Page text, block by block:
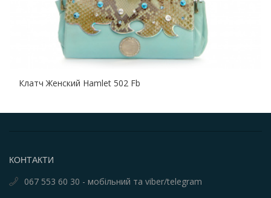
Клатч Женский Hamlet 502 Fb
КОНТАКТИ
067 553 60 30 - мобільний та viber/telegram